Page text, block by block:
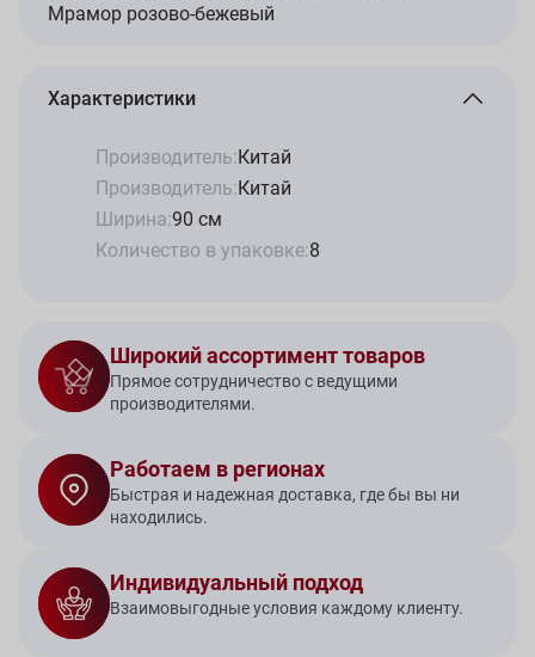
Мрамор розово-бежевый
Характеристики
Производитель:Китай
Производитель:Китай
Ширина:90 см
Количество в упаковке:8
Широкий ассортимент товаров
Прямое сотрудничество с ведущими
производителями.
Работаем в регионах
Быстрая и надежная доставка, где бы вы ни
находились.
Индивидуальный подход
Взаимовыгодные условия каждому клиенту.